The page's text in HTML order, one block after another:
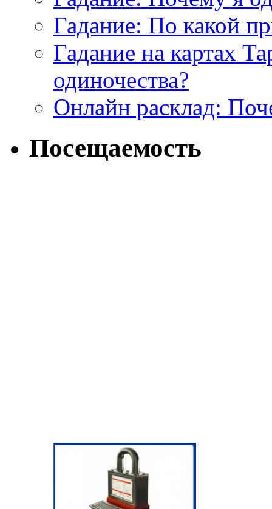
Гадание: По какой
Гадание на картах
одиночества?
Онлайн расклад:
Посещаемость